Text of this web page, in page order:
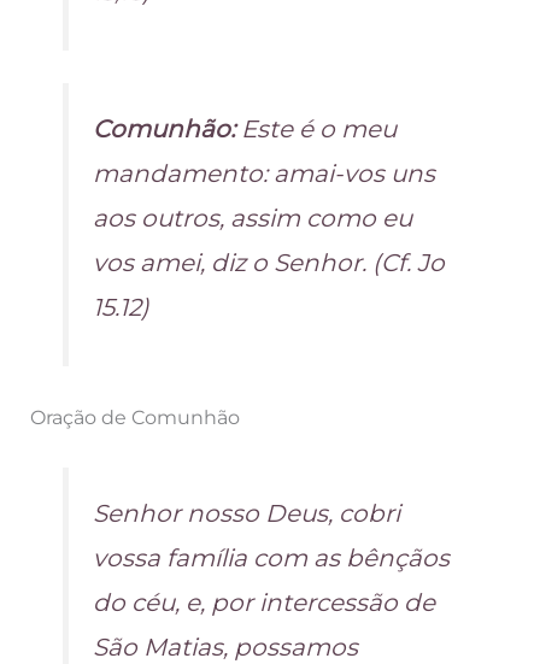
Comunhão:Este é o meu
mandamento: amai-vos uns
aos outros, assim como eu
vos amei, diz o Senhor. (Cf. Jo
15.12)
Oração de Comunhão
Senhor nosso Deus, cobri
vossa família com as bênçãos
do céu, e, por intercessão de
São Matias, possamos